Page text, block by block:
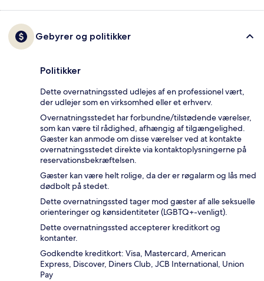
Gebyrer og politikker
Politikker
Dette overnatningssted udlejes af en professionel vært,
der udlejer som en virksomhed eller et erhverv.
Overnatningsstedet har forbundne/tilstødende værelser,
som kan være til rådighed, afhængig af tilgængelighed.
Gæster kan anmode om disse værelser ved at kontakte
overnatningsstedet direkte via kontaktoplysningerne på
reservationsbekræftelsen.
Gæster kan være helt rolige, da der er røgalarm og lås med
dødbolt på stedet.
Dette overnatningssted tager mod gæster af alle seksuelle
orienteringer og kønsidentiteter (LGBTQ+-venligt).
Dette overnatningssted accepterer kreditkort og
kontanter.
Godkendte kreditkort: Visa, Mastercard, American
Express, Discover, Diners Club, JCB International, Union
Pay